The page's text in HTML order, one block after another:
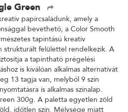
Green
papírcsaládunk, amely a
bevethető, a Color Smooth
tapintású kreatív
strukturált felülettel rendelkezik. A
a tapintható prégelési
is kiválóan alkalmas alternatívát
13 tagja van, melyből 9 szín
is alkalmas színalap.
300g. A paletta egyetlen zöld
időtlen szín. Mélysége miatt